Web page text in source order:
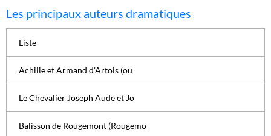
Les principaux auteurs dramatiques
Liste
Achille et Armand d’Artois (ou
Le Chevalier Joseph Aude et Jo
Balisson de Rougemont (Rougemo